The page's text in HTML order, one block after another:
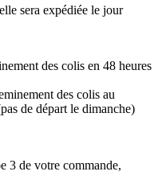
sera expédiée le jour
des colis en 48 heures
des colis au
de départ le dimanche)
3 de votre commande,